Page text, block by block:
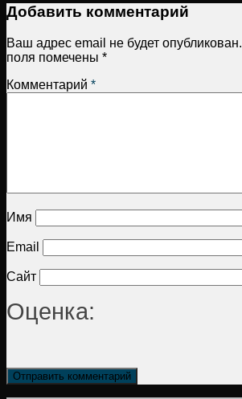
Добавить комментарий
Ваш адрес email не будет опубликован.
поля помечены *
Комментарий *
Имя
Email
Сайт
Оценка: